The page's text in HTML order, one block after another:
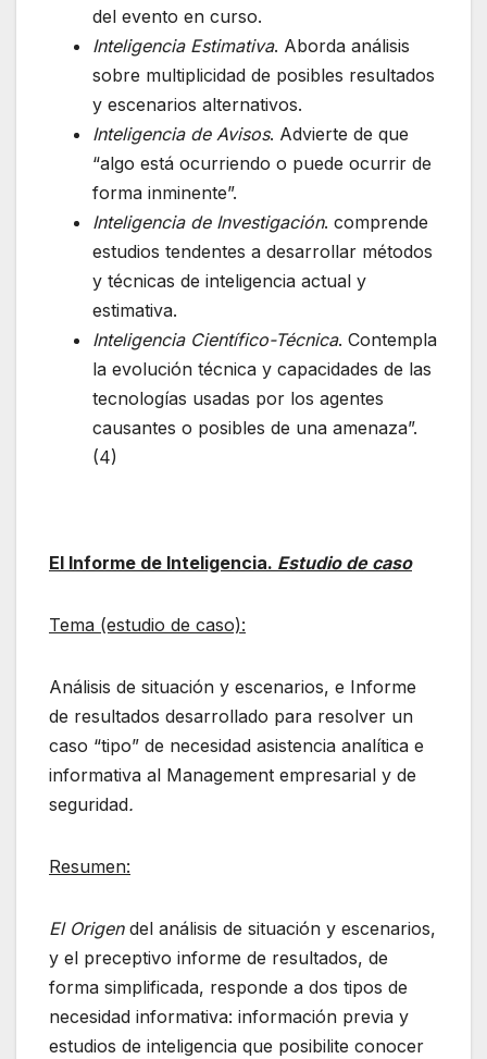
del evento en curso.
Inteligencia Estimativa. Aborda análisis
sobre multiplicidad de posibles resultados
y escenarios alternativos.
Inteligencia de Avisos. Advierte de que
“algo está ocurriendo o puede ocurrir de
forma inminente”.
Inteligencia de Investigación. comprende
estudios tendentes a desarrollar métodos
y técnicas de inteligencia actual y
estimativa.
Inteligencia Científico-Técnica. Contempla
la evolución técnica y capacidades de las
tecnologías usadas por los agentes
causantes o posibles de una amenaza”.
(4)
El Informe de Inteligencia. Estudio de caso
Tema (estudio de caso):
Análisis de situación y escenarios, e Informe
de resultados desarrollado para resolver un
caso “tipo” de necesidad asistencia analítica e
informativa al Management empresarial y de
seguridad.
Resumen:
El Origendel análisis de situación y escenarios,
y el preceptivo informe de resultados, de
forma simplificada, responde a dos tipos de
necesidad informativa: información previa y
estudios de inteligencia que posibilite conocer